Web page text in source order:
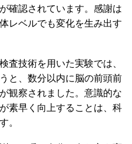
確認されています。感謝は
レベルでも変化を生み出す
査技術を用いた実験では、
と、数分以内に脳の前頭前
観察されました。意識的な
素早く向上することは、科
。